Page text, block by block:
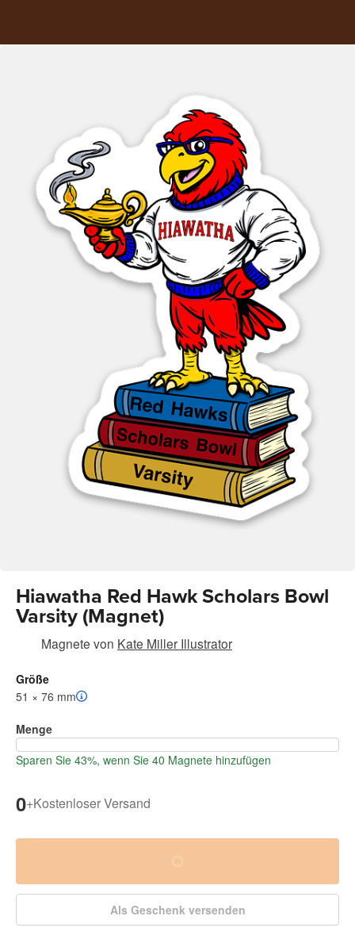
Hiawatha Red Hawk Scholars Bowl
Varsity (Magnet)
Magnete von Kate Miller Illustrator
Größe
51 × 76 mm
Menge
Sparen Sie 43%, wenn Sie 40 Magnete hinzufügen
0+Kostenloser Versand
Als Geschenk versenden